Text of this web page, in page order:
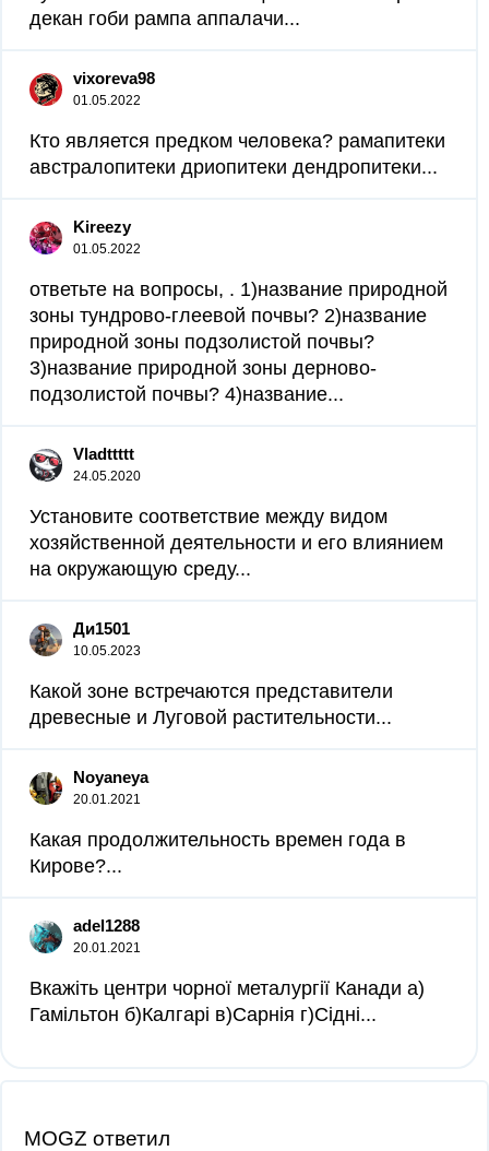
декан гоби рампа аппалачи...
vixoreva98
01.05.2022
Кто является предком человека? рамапитеки
австралопитеки дриопитеки дендропитеки...
Kireezy
01.05.2022
ответьте на вопросы, . 1)название природной
зоны тундрово-глеевой почвы? 2)название
природной зоны подзолистой почвы?
3)название природной зоны дерново-
подзолистой почвы? 4)название...
Vladttttt
24.05.2020
Установите соответствие между видом
хозяйственной деятельности и его влиянием
на окружающую среду...
Ди1501
10.05.2023
Какой зоне встречаются представители
древесные и Луговой растительности​...
Noyaneya
20.01.2021
Какая продолжительность времен года в
Кирове?...
adel1288
20.01.2021
Вкажіть центри чорної металургії Канади а)
Гамільтон б)Калгарі в)Сарнія г)Сідні​...
MOGZ ответил